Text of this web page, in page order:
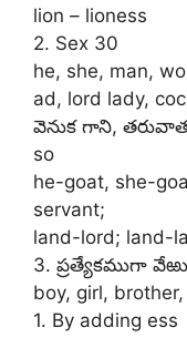
lion – lioness
2. Sex 30
he, she, man,
ad, lord lady,
వెనుక గాని,
so
he-goat, she-
servant;
land-lord; land-
3. ప్రత్యేకముగా
boy, girl,
1. By adding ess